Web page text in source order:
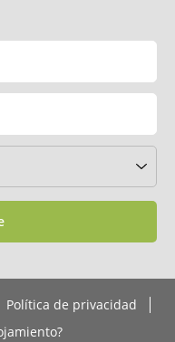
Política de privacidad